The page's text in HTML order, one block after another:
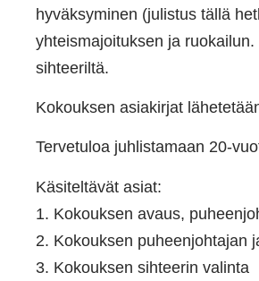
hyväksyminen (julistus tällä
yhteismajoituksen ja
sihteeriltä.
Kokouksen asiakirjat
Tervetuloa juhlistamaan 20-
Käsiteltävät asiat:
1. Kokouksen avaus,
2. Kokouksen puheenjohtajan
3. Kokouksen sihteerin valinta